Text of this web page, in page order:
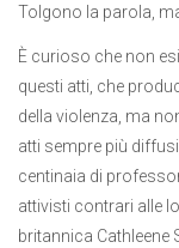
Tolgono la parola,
È curioso che non
questi atti, che
della violenza, ma
atti sempre più
centinaia di
attivisti contrari alle
britannica Cathleene